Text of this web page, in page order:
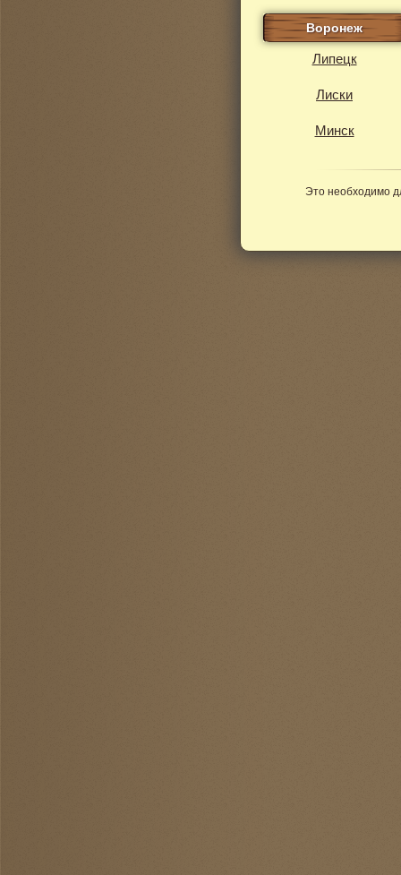
Воронеж
Липецк
Лиски
Минск
Это необходимо